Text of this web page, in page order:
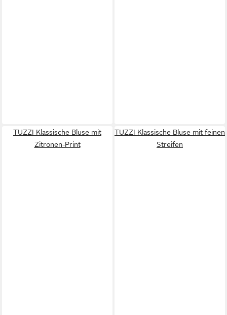
TUZZI Klassische Bluse mit
Zitronen-Print
TUZZI Klassische Bluse mit feinen
Streifen